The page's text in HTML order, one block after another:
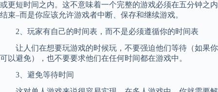
或更短时间之内。这不意味着一个完整的游戏必须在五分钟之内
结束–而是你应该允许游戏者中断、保存和继续游戏。
2、玩家有自己的时间表，而不是必须遵循你的时间表
让人们在想要玩游戏的时候玩，不要强迫他们等待（如果你
可以避免），也不要要求他们在任何时间都在游戏中。
3、避免等待时间